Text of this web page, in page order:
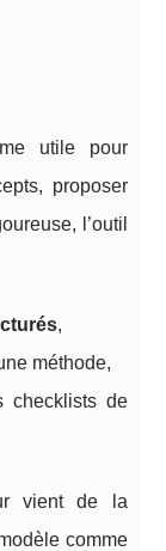
utile pour
proposer
l’outil
,
méthode,
checklists de
vient de la
comme